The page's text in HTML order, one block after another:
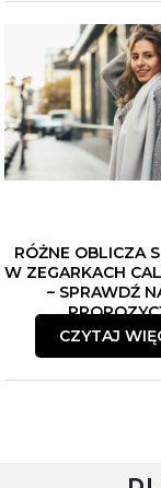
RÓŻNE OBLICZA
W ZEGARKACH
– SPRAWDŹ
CZYTAJ